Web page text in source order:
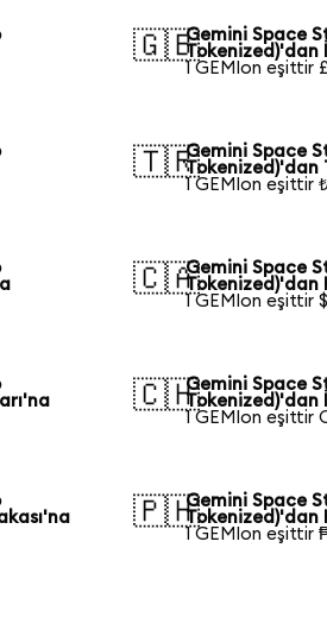
🇬🇧Gemini Space
Tokenized)'dan
1 GEMIon eşittir
🇹🇷Gemini Space
Tokenized)'dan
1 GEMIon eşittir
🇨🇦Gemini Space
Tokenized)'dan
1 GEMIon eşittir
🇨🇭Gemini Space
Tokenized)'dan
1 GEMIon eşittir
🇵🇭Gemini Space
Tokenized)'dan
1 GEMIon eşittir